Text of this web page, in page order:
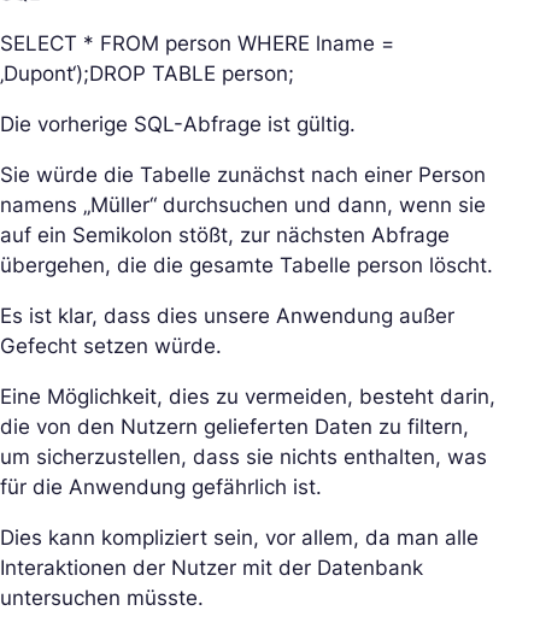
SELECT * FROM person WHERE lname =
‚Dupont‘);DROP TABLE person;
Die vorherige SQL-Abfrage ist gültig.
Sie würde die Tabelle zunächst nach einer Person
namens „Müller“ durchsuchen und dann, wenn sie
auf ein Semikolon stößt, zur nächsten Abfrage
übergehen, die die gesamte Tabelle person löscht.
Es ist klar, dass dies unsere Anwendung außer
Gefecht setzen würde.
Eine Möglichkeit, dies zu vermeiden, besteht darin,
die von den Nutzern gelieferten Daten zu filtern,
um sicherzustellen, dass sie nichts enthalten, was
für die Anwendung gefährlich ist.
Dies kann kompliziert sein, vor allem, da man alle
Interaktionen der Nutzer mit der Datenbank
untersuchen müsste.